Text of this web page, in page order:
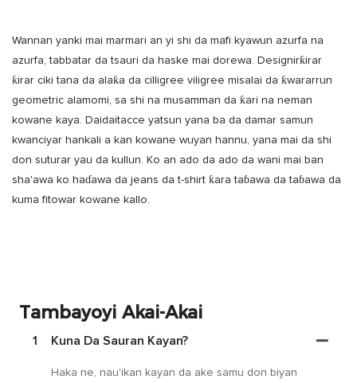
Wannan yanki mai marmari an yi shi da mafi kyawun azurfa na
azurfa, tabbatar da tsauri da haske mai dorewa. Designirƙirar
ƙirar ciki tana da alaƙa da cilligree viligree misalai da ƙwararrun
geometric alamomi, sa shi na musamman da ƙari na neman
kowane kaya. Daidaitacce yatsun yana ba da damar samun
kwanciyar hankali a kan kowane wuyan hannu, yana mai da shi
don suturar yau da kullun. Ko an ado da ado da wani mai ban
sha'awa ko haɗawa da jeans da t-shirt ƙara taɓawa da taɓawa da
kuma fitowar kowane kallo.
Tambayoyi Akai-Akai
1 Kuna Da Sauran Kayan?
Haka ne, nau'ikan kayan da ake samu don biyan